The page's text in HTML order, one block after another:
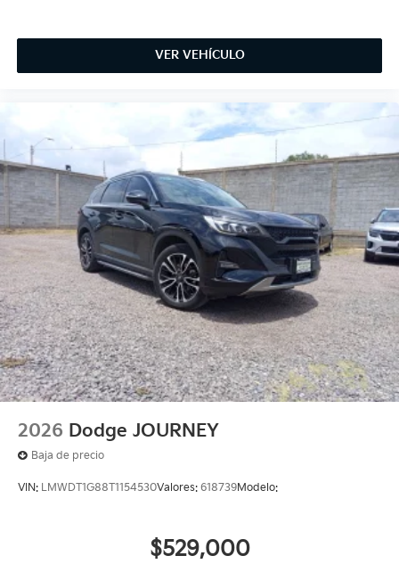
VER VEHÍCULO
2026 Dodge JOURNEY
Baja de precio
VIN: LMWDT1G88T1154530Valores: 618739Modelo:
$529,000